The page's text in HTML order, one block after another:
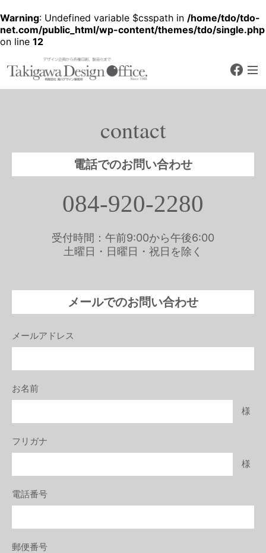
Warning: Undefined variable $csspath in /home/tdo/tdo-
net.com/public_html/wp-content/themes/tdo/single.php
on line 12
デザイン企画から各種印刷、製品化
contact
電話でのお問い合わせ
084-920-2280
受付時間：午前9:00から午後6:00
土曜日・日曜日・祝日を除く
メールでのお問い合わせ
メールアドレス
お名前
様
フリガナ
様
電話番号
郵便番号